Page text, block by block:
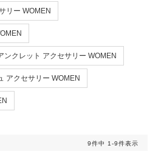
リー WOMEN
ンクレット アクセサリー WOMEN
アクセサリー WOMEN
9件中 1 -9件表示